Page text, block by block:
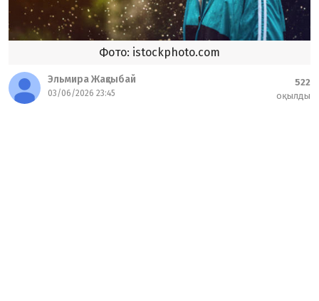
Фото: istockphoto.com
Эльмира Жақсыбай
03/06/2026 23:45
522
оқылды